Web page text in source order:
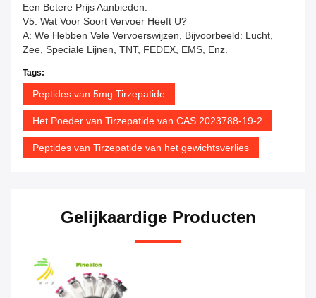
Een Betere Prijs Aanbieden.
V5: Wat Voor Soort Vervoer Heeft U?
A: We Hebben Vele Vervoerswijzen, Bijvoorbeeld: Lucht,
Zee, Speciale Lijnen, TNT, FEDEX, EMS, Enz.
Tags:
Peptides van 5mg Tirzepatide
Het Poeder van Tirzepatide van CAS 2023788-19-2
Peptides van Tirzepatide van het gewichtsverlies
Gelijkaardige Producten